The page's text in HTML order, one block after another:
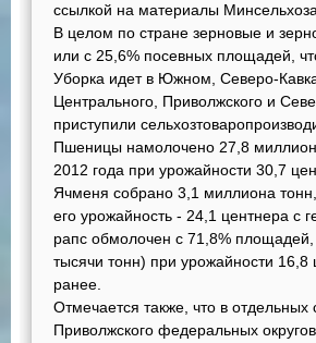
ссылкой на материалы
В целом по стране зерновые и
или с 25,6% посевных площадей,
Уборка идет в Южном, Северо-
Центрального, Приволжского и
приступили
Пшеницы намолочено 27,8
2012 года при урожайности 30,7
Ячменя собрано 3,1 миллиона
его урожайность - 24,1 центнера с
рапс обмолочен с 71,8%
тысячи тонн) при урожайности 16,8
ранее.
Отмечается также, что в
Приволжского федеральных